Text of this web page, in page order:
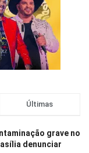
Últimas
grave no
denunciar